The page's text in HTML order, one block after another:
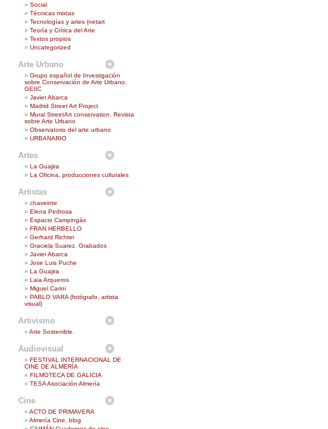
Social
Técnicas mixtas
Tecnologías y artes (netart
Teoría y Crítica del Arte
Textos propios
Uncategorized
Arte Urbano
Grupo español de Investigación
sobre Conservación de Arte Urbano.
GEIIC
Javier Abarca
Madrid Street Art Project
Mural StreetArt conservation. Revista
sobre Arte Urbano
Observatorio del arte urbano
URBANARIO
Artes
La Guajira
La Oficina, producciones culturales
Artistas
chaveinte
Elena Pedrosa
Espacio Campingás
FRAN HERBELLO
Gerhard Richter
Graciela Suarez. Grabados
Javier Abarca
Jose Luis Puche
La Guajira
Laia Arqueros
Miguel Carini
PABLO VARA (fotógrafo, artista
visual)
Artivismo
Arte Sostenible.
Audiovisual
FESTIVAL INTERNACIONAL DE
CINE DE ALMERÍA
FILMOTECA DE GALICIA
TESA Asociación Almería
Cine
ACTO DE PRIMAVERA
Almería Cine, blog